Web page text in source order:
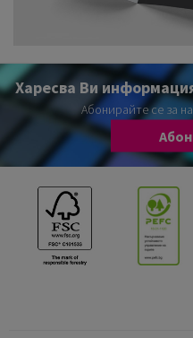
Харесва Ви
Абонирайте се за